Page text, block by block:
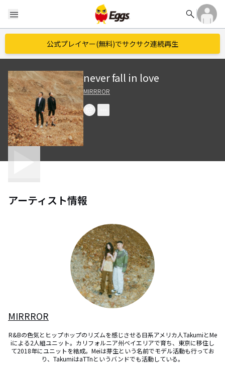
menu search
公式プレイヤー(無料)でサクサク連続再生
never fall in love
MIRRROR
アーティスト情報
MIRRROR
R&Bの色気とヒップホップのリズムを感じさせる日系アメリカ人TakumiとMe
iによる2人組ユニット。カリフォルニア州ベイエリアで育ち、東京に移住し
て2018年にユニットを結成。Meiは芽生という名前でモデル活動も行ってお
り、TakumiはaTTnというバンドでも活動している。